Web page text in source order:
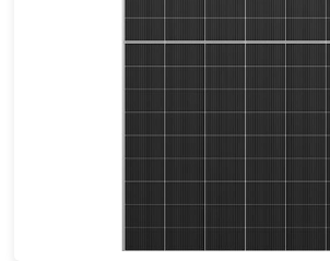
Eficácia máxima: 23,4%